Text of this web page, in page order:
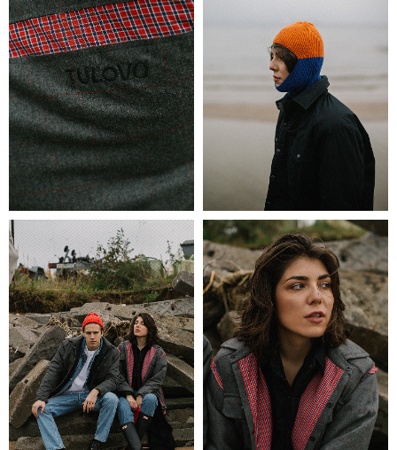
доставка и оплата
контакты
каталог
политика конфиденциальности
согласие на обработку
персональных данных